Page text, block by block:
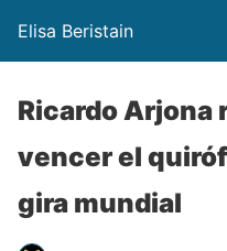
Elisa Beristain
Ricardo Arjona
vencer el
gira mundial